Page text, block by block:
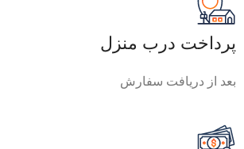
پرداخت درب منزل
بعد از دریافت سفارش